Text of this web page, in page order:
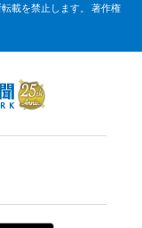
載を禁止します。 著作権